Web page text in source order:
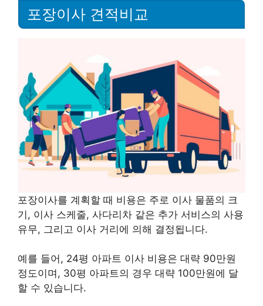
포장이사 견적비교
포장이사를 계획할 때 비용은 주로 이사 물품의 크
기, 이사 스케줄, 사다리차 같은 추가 서비스의 사용
유무, 그리고 이사 거리에 의해 결정됩니다.
예를 들어, 24평 아파트 이사 비용은 대략 90만원
정도이며, 30평 아파트의 경우 대략 100만원에 달
할 수 있습니다.